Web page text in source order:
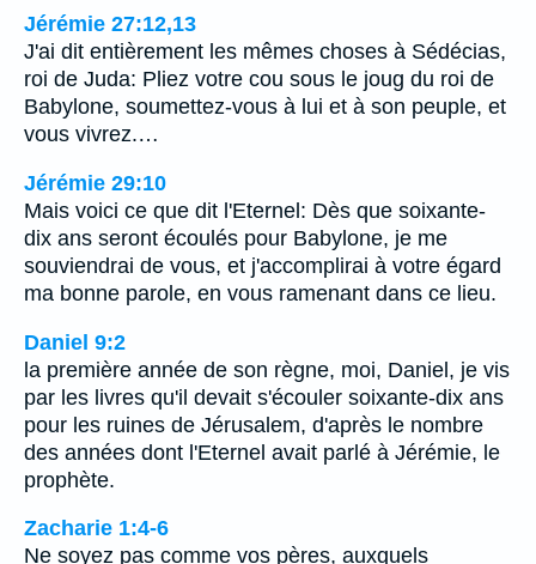
Jérémie 27:12,13
J'ai dit entièrement les mêmes choses à Sédécias,
roi de Juda: Pliez votre cou sous le joug du roi de
Babylone, soumettez-vous à lui et à son peuple, et
vous vivrez.…
Jérémie 29:10
Mais voici ce que dit l'Eternel: Dès que soixante-
dix ans seront écoulés pour Babylone, je me
souviendrai de vous, et j'accomplirai à votre égard
ma bonne parole, en vous ramenant dans ce lieu.
Daniel 9:2
la première année de son règne, moi, Daniel, je vis
par les livres qu'il devait s'écouler soixante-dix ans
pour les ruines de Jérusalem, d'après le nombre
des années dont l'Eternel avait parlé à Jérémie, le
prophète.
Zacharie 1:4-6
Ne soyez pas comme vos pères, auxquels